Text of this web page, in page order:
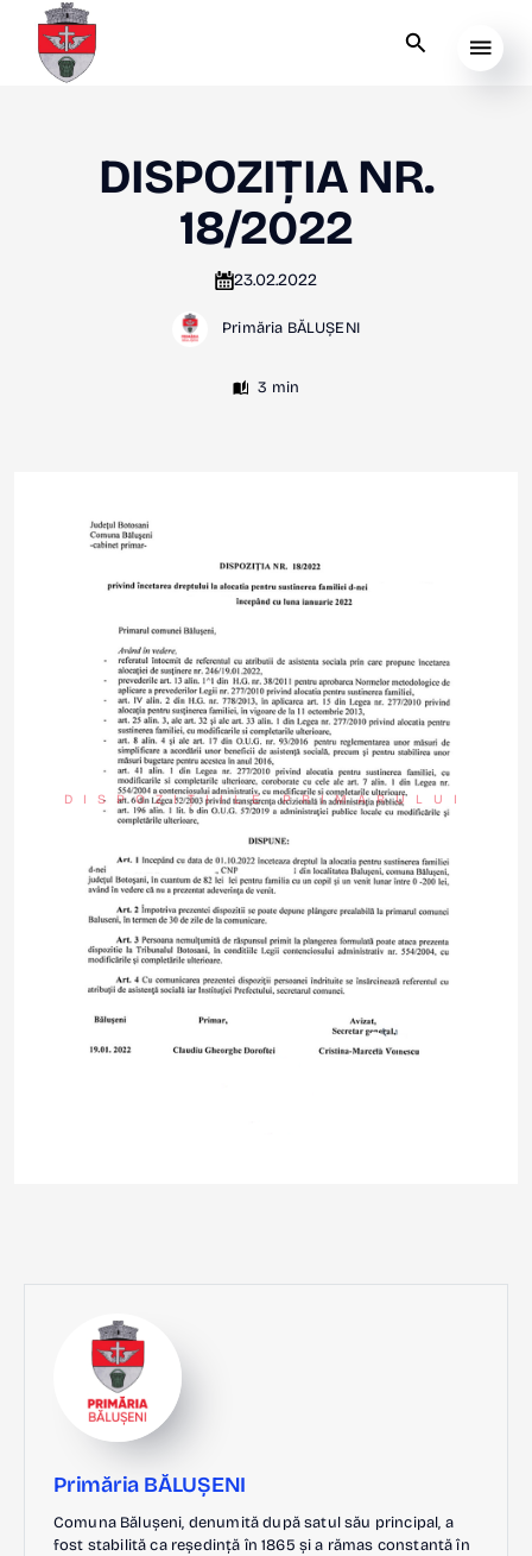
DISPOZIȚIA NR.
18/2022
23.02.2022
Primăria BĂLUȘENI
3 min
DISPOZIȚIILE PRIMARULUI
Primăria BĂLUȘENI
Comuna Bălușeni, denumită după satul său principal, a
fost stabilită ca reședință în 1865 și a rămas constantă în